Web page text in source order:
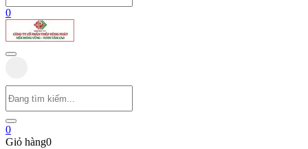
0
0
Giỏ hàng0